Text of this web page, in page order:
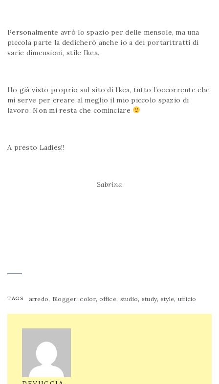
Personalmente avrò lo spazio per delle mensole, ma una
piccola parte la dedicherò anche io a dei portaritratti di
varie dimensioni, stile Ikea.
Ho già visto proprio sul sito di Ikea, tutto l’occorrente che
mi serve per creare al meglio il mio piccolo spazio di
lavoro. Non mi resta che cominciare
A presto Ladies!!
Sabrina
TAGS arredo, Blogger,color,office, studio, study, style, ufficio